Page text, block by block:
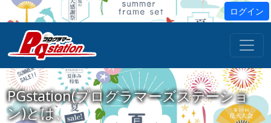
ログイン
PGstation(プログラマーズステーショ
ン)とは、